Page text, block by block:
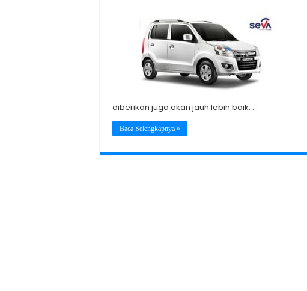
diberikan juga akan jauh lebih baik. …
Baca Selengkapnya »